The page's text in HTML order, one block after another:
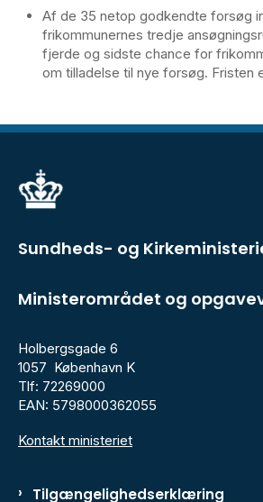
Af de 35 netop godkendte forsøg
frikommunernes tredje
fjerde og sidste chance for
om tilladelse til nye forsøg. Fristen
Sundheds- og
Ministerområdet og
Holbergsgade 6
1057 København K
Tlf: 72269000
EAN: 5798000362055
Kontakt ministeriet
Tilgængelighedserklæring